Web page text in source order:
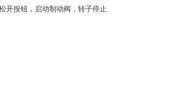
开按钮，启动制动阀，转子停止